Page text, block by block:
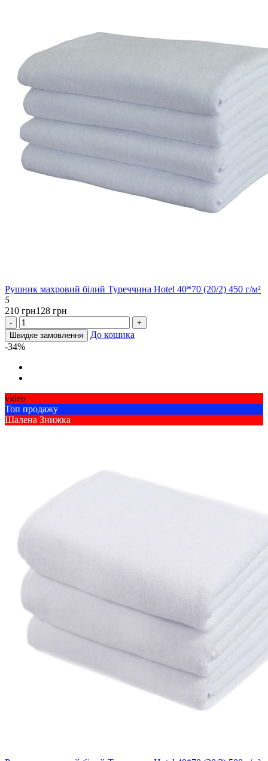
Рушник махровий білий Туреччина Hotel 40*70 (20/2) 450 г/м²
5
210 грн128 грн
-
+
Швидке замовлення
До кошика
-34%
video
Топ продажу
Шалена Знижка